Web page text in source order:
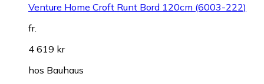
Venture Home Croft Runt Bord 120cm (6003-222)
fr.
4 619 kr
hos Bauhaus